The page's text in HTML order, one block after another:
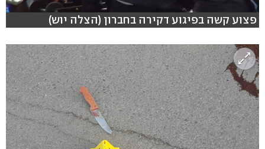
פצוע קשה בפיגוע דקירה בחברון (הצלה יוש)